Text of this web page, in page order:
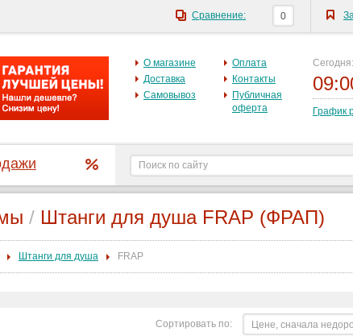
О магазине
Доставка
Самовывоз
Оплата
Контакты
Публичная
оферта
Сегодня:
График
/ Штанги для душа FRAP (ФРАП)
Штанги для душа FRAP
Сортировать по: Цене, сначала
Сравнение: 0